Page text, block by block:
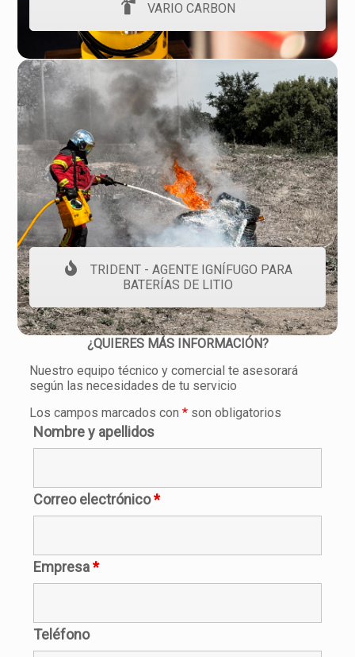
VARIO CARBON
TRIDENT - AGENTE IGNÍFUGO PARA
BATERÍAS DE LITIO
¿QUIERES MÁS INFORMACIÓN?
Nuestro equipo técnico y comercial te asesorará
según las necesidades de tu servicio
Los campos marcados con *son obligatorios
Nombre y apellidos
Correo electrónico*
Empresa*
Teléfono